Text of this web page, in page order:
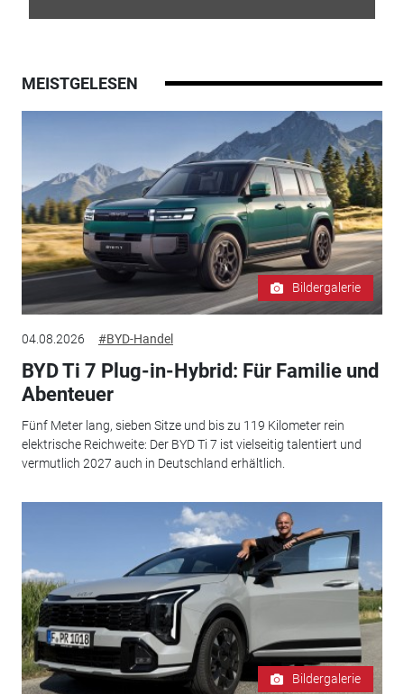
MEISTGELESEN
Bildergalerie
04.08.2026 #BYD-Handel
BYD Ti 7 Plug-in-Hybrid: Für Familie und
Abenteuer
Fünf Meter lang, sieben Sitze und bis zu 119 Kilometer rein
elektrische Reichweite: Der BYD Ti 7 ist vielseitig talentiert und
vermutlich 2027 auch in Deutschland erhältlich.
Bildergalerie